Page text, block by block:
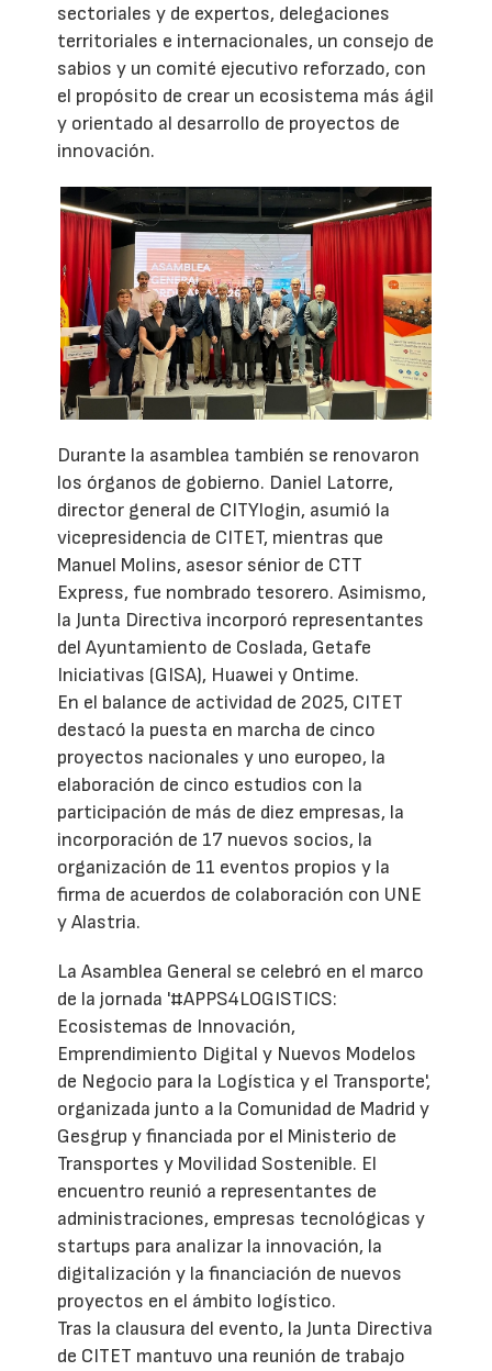
sectoriales y de expertos, delegaciones
territoriales e internacionales, un consejo de
sabios y un comité ejecutivo reforzado, con
el propósito de crear un ecosistema más ágil
y orientado al desarrollo de proyectos de
innovación.
Durante la asamblea también se renovaron
los órganos de gobierno. Daniel Latorre,
director general de CITYlogin, asumió la
vicepresidencia de CITET, mientras que
Manuel Molins, asesor sénior de CTT
Express, fue nombrado tesorero. Asimismo,
la Junta Directiva incorporó representantes
del Ayuntamiento de Coslada, Getafe
Iniciativas (GISA), Huawei y Ontime.
En el balance de actividad de 2025, CITET
destacó la puesta en marcha de cinco
proyectos nacionales y uno europeo, la
elaboración de cinco estudios con la
participación de más de diez empresas, la
incorporación de 17 nuevos socios, la
organización de 11 eventos propios y la
firma de acuerdos de colaboración con UNE
y Alastria.
La Asamblea General se celebró en el marco
de la jornada '#APPS4LOGISTICS:
Ecosistemas de Innovación,
Emprendimiento Digital y Nuevos Modelos
de Negocio para la Logística y el Transporte',
organizada junto a la Comunidad de Madrid y
Gesgrup y financiada por el Ministerio de
Transportes y Movilidad Sostenible. El
encuentro reunió a representantes de
administraciones, empresas tecnológicas y
startups para analizar la innovación, la
digitalización y la financiación de nuevos
proyectos en el ámbito logístico.
Tras la clausura del evento, la Junta Directiva
de CITET mantuvo una reunión de trabajo